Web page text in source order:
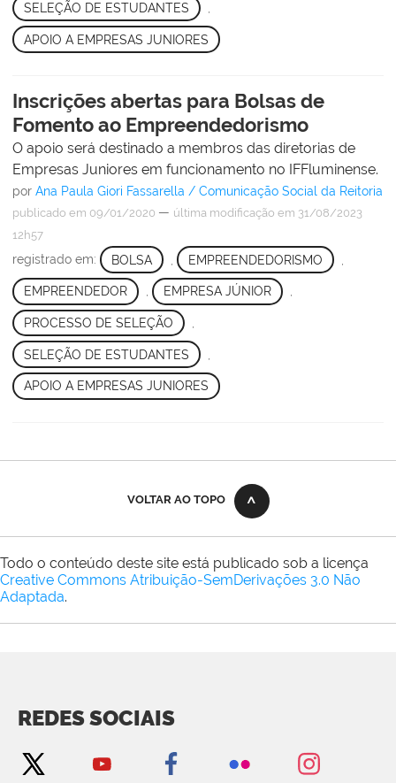
SELEÇÃO DE ESTUDANTES
APOIO A EMPRESAS JUNIORES
Inscrições abertas para Bolsas de
Fomento ao Empreendedorismo
O apoio será destinado a membros das diretorias de
Empresas Juniores em funcionamento no IFFluminense.
por Ana Paula Giori Fassarella / Comunicação Social da Reitoria
publicado em 09/01/2020 — última modificação em 31/08/2023
12h57
registrado em: BOLSA EMPREENDEDORISMO
EMPREENDEDOR , EMPRESA JÚNIOR ,
PROCESSO DE SELEÇÃO
SELEÇÃO DE ESTUDANTES
APOIO A EMPRESAS JUNIORES
VOLTAR AO TOPO
Todo o conteúdo deste site está publicado sob a licença
Creative Commons Atribuição-SemDerivações 3.0 Não
Adaptada.
REDES SOCIAIS